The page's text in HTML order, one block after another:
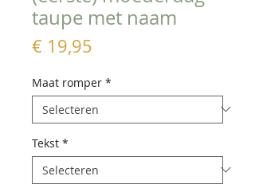
taupe met naam
€ 19,95
Maat romper *
Tekst *